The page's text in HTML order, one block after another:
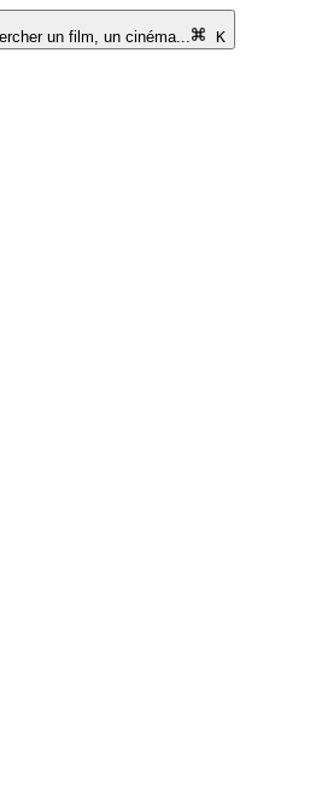
un film, un cinéma...
K